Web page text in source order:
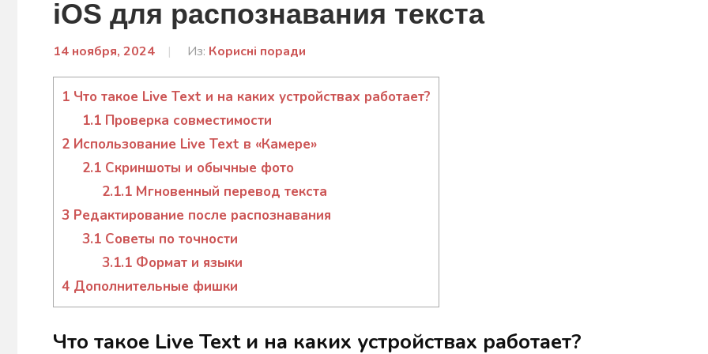
iOS для распознавания текста
14 ноября, 2024
От:
admin
Из: Корисні поради
1 Что такое Live Text и на каких устройствах работает?
1.1Проверка совместимости
2 Использование Live Text в «Камере»
2.1Скриншоты и обычные фото
2.1.1 Мгновенный перевод текста
3 Редактирование после распознавания
3.1Советы по точности
3.1.1 Формат и языки
4 Дополнительные фишки
Что такое Live Text и на каких устройствах работает?